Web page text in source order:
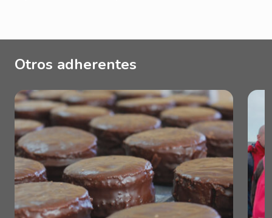
Otros adherentes